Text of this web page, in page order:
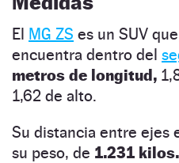
El MG ZS es un SUV
encuentra dentro del
metros de longitud,
1,62 de alto.
Su distancia entre ejes
su peso, de 1.231 kilos.